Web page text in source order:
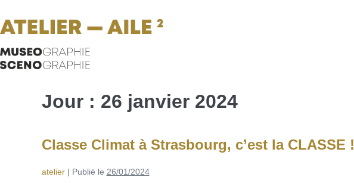
Jour : 26 janvier 2024
Classe Climat à Strasbourg, c’est la CLASSE !
atelier| Publié le 26/01/2024